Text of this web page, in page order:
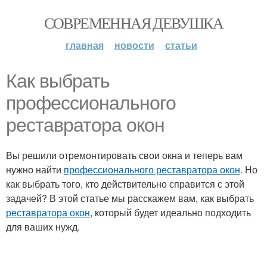
СОВРЕМЕННАЯ ДЕВУШКА
главная новости статьи
Как выбрать
профессионального
реставратора окон
Вы решили отремонтировать свои окна и теперь вам
нужно найти профессионального реставратора окон. Но
как выбрать того, кто действительно справится с этой
задачей? В этой статье мы расскажем вам, как выбрать
реставратора окон, который будет идеально подходить
для ваших нужд.